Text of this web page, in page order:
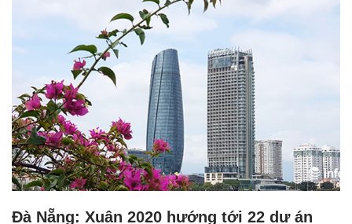
Đà Nẵng: Xuân 2020 hướng tới 22 dự án